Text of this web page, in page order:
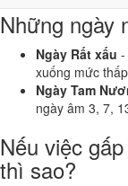
Những ngày
Ngày Rất xấu -
xuống mức
Ngày Tam
ngày âm 3, 7,
Nếu việc
thì sao?